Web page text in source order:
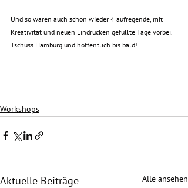
Und so waren auch schon wieder 4 aufregende, mit
Kreativität und neuen Eindrücken gefüllte Tage vorbei.
Tschüss Hamburg und hoffentlich bis bald!
Workshops
Aktuelle Beiträge Alle ansehen